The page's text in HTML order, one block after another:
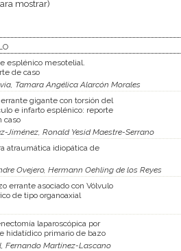
mostrar)
esplénico mesotelial.
de caso
Tamara Angélica Alarcón Morales
gigante con torsión del
e infarto esplénico: reporte
caso
Jiménez, Ronald Yesid Maestre-Serrano
atraumática idiopática de
Ovejero, Hermann Oehling de los Reyes
errante asociado con Vólvulo
de tipo organoaxial
laparoscópica por
hidatídico primario de bazo
Fernando Martínez-Lascano